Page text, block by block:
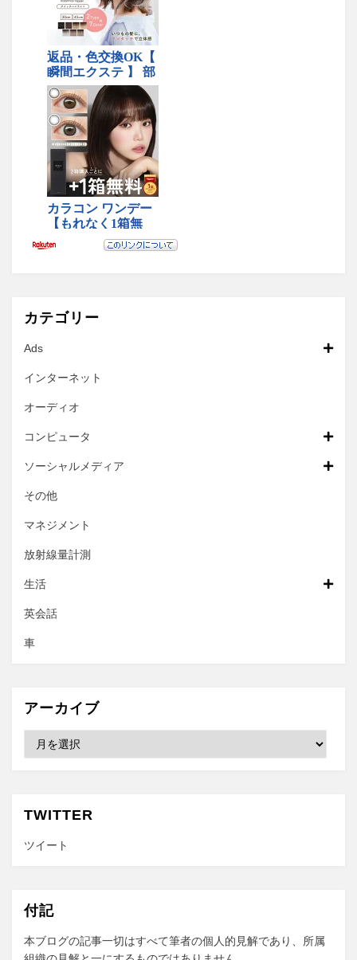
カテゴリー
Ads
インターネット
オーディオ
コンピュータ
ソーシャルメディア
その他
マネジメント
放射線量計測
生活
英会話
車
アーカイブ
ブ
TWITTER
ツイート
付記
本ブログの記事一切はすべて筆者の個人的見解であり、所属